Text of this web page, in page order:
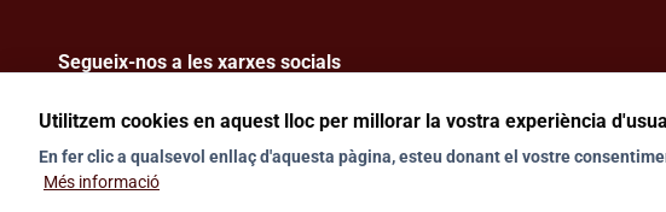
Segueix-nos a les xarxes socials
Utilitzem cookies en aquest lloc per millorar la vostra experiència
En fer clic a qualsevol enllaç d'aquesta pàgina, esteu donant el vostre
Més informació